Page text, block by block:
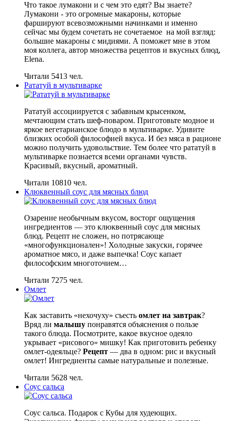
Что такое лумакони и с чем это едят? Вы знаете?
Лумакони - это огромные макароны, которые
фаршируют всевозможными начинками и именно
сейчас мы будем сочетать не сочетаемое на мой взгляд:
большие макароны с мидиями. А поможет мне в этом
моя коллега, автор множества рецептов и вкусных блюд,
Elena.
Читали 5413 чел.
Рататуй в мультиварке
Рататуй ассоциируется с забавным крысенком,
мечтающим стать шеф-поваром. Приготовьте модное и
яркое вегетарианское блюдо в мультиварке. Удивите
близких особой философией вкуса. И без мяса в рационе
можно получить удовольствие. Тем более что рататуй в
мультиварке познается всеми органами чувств.
Красивый, вкусный, ароматный.
Читали 10810 чел.
Клюквенный соус для мясных блюд
Озарение необычным вкусом, восторг ощущения
ингредиентов — это клюквенный соус для мясных
блюд. Рецепт не сложен, но потрясающе
«многофункционален»! Холодные закуски, горячее
ароматное мясо, и даже выпечка! Соус капает
философским многоточием…
Читали 7275 чел.
Омлет
Как заставить «нехочуху» съесть омлет на завтрак?
Вряд ли малышу понравятся объяснения о пользе
такого блюда. Посмотрите, какое вкусное одеяло
укрывает «рисового» мишку! Как приготовить ребенку
омлет-одеяльце? Рецепт — два в одном: рис и вкусный
омлет! Ингредиенты самые натуральные и полезные.
Читали 5628 чел.
Соус сальса
Соус сальса. Подарок с Кубы для худеющих.